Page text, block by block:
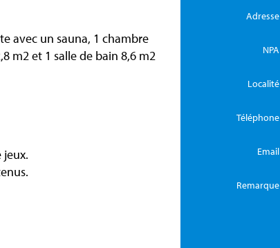
avec un sauna, 1 chambre
m2 et 1 salle de bain 8,6 m2
jeux.
Adresse
NPA
Localité
Téléphone
Email
Remarque